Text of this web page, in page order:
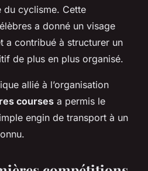
du cyclisme. Cette
a donné un visage
a contribué à structurer un
de plus en plus organisé.
allié à l’organisation
courses a permis le
engin de transport à un